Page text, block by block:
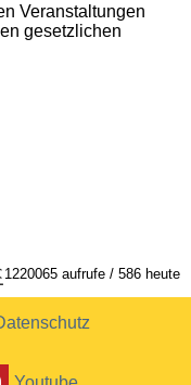
Veranstaltungen
gesetzlichen
1220065 aufrufe / 586 heute